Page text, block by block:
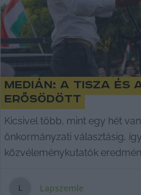
Medián: A Tisza és
erősödött
Kicsivel több, mint egy hét
önkormányzati választásig,
közvéleménykutatók
L Lapszemle